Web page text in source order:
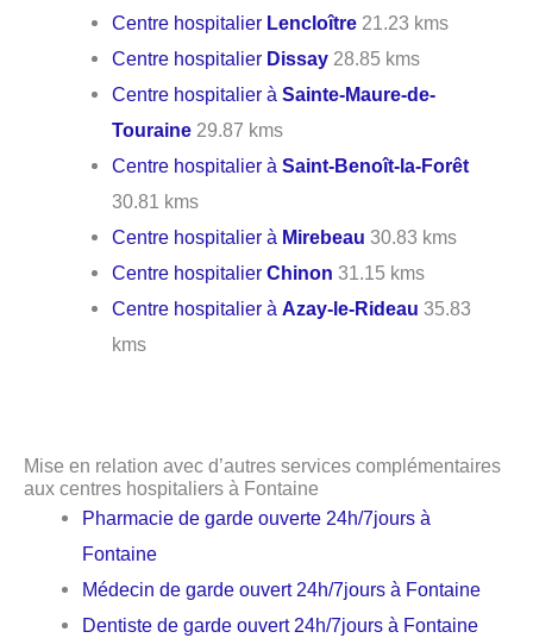
Centre hospitalier Lencloître 21.23 kms
Centre hospitalier Dissay 28.85 kms
Centre hospitalier àSainte-Maure-de-
Touraine 29.87 kms
Centre hospitalier àSaint-Benoît-la-Forêt
30.81 kms
Centre hospitalier à Mirebeau 30.83 kms
Centre hospitalierChinon 31.15 kms
Centre hospitalier àAzay-le-Rideau 35.83
kms
Mise en relation avec d’autres services complémentaires
aux centres hospitaliers à Fontaine
Pharmacie de garde ouverte 24h/7jours à
Fontaine
Médecin de garde ouvert 24h/7jours à Fontaine
Dentiste de garde ouvert 24h/7jours à Fontaine